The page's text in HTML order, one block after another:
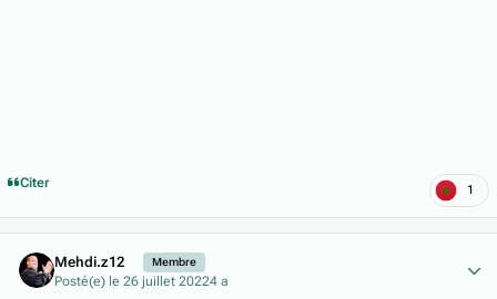
Citer 1
Mehdi.z12 Membre
Posté(e) le 26 juillet 20224 a